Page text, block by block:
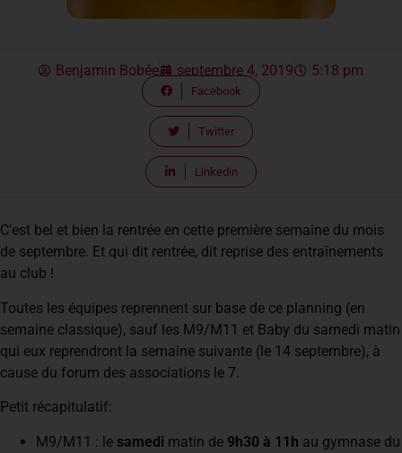
Benjamin Bobée septembre 4, 2019 5:18 pm
Facebook
Twitter
Linkedin
C’est bel et bien la rentrée en cette première semaine du mois
de septembre. Et qui dit rentrée, dit reprise des entraînements
au club !
Toutes les équipes reprennent sur base de ce planning (en
semaine classique), sauf les M9/M11 et Baby du samedi matin
qui eux reprendront la semaine suivante (le 14 septembre), à
cause du forum des associations le 7.
Petit récapitulatif:
M9/M11 : le samedi matin de 9h30 à 11h au gymnase du